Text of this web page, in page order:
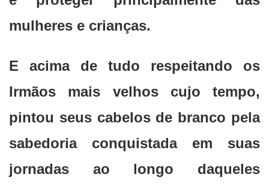
mulheres e crianças.
E acima de tudo respeitando os
Irmãos mais velhos cujo tempo,
pintou seus cabelos de branco pela
sabedoria conquistada em suas
jornadas ao longo daqueles